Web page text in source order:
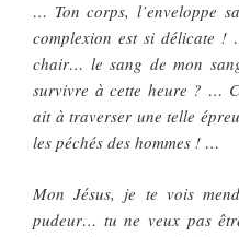
… Ton corps, l’enveloppe
complexion est si délicate
chair… le sang de mon
survivre à cette heure ? …
ait à traverser une telle
les péchés des hommes ! …
Mon Jésus, je te vois
pudeur… tu ne veux pas